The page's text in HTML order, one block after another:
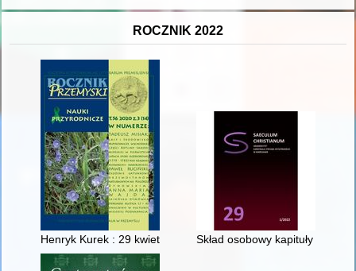
ROCZNIK 2022
Henryk Kurek : 29 kwietnia 1938 - 2 maja 2019 = Henryk
Skład osobowy kapituły